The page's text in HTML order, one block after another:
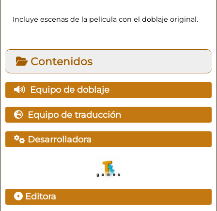
Incluye escenas de la película con el doblaje original.
Contenidos
Equipo de doblaje
Equipo de traducción
Desarrolladora
Editora